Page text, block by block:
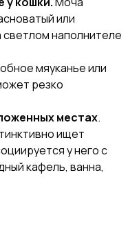
или
наполнителе
мяуканье или
резко
местах.
ищет
у него с
кафель, ванна,